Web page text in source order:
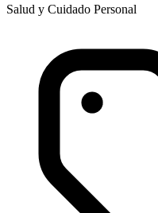
Salud y Cuidado Personal